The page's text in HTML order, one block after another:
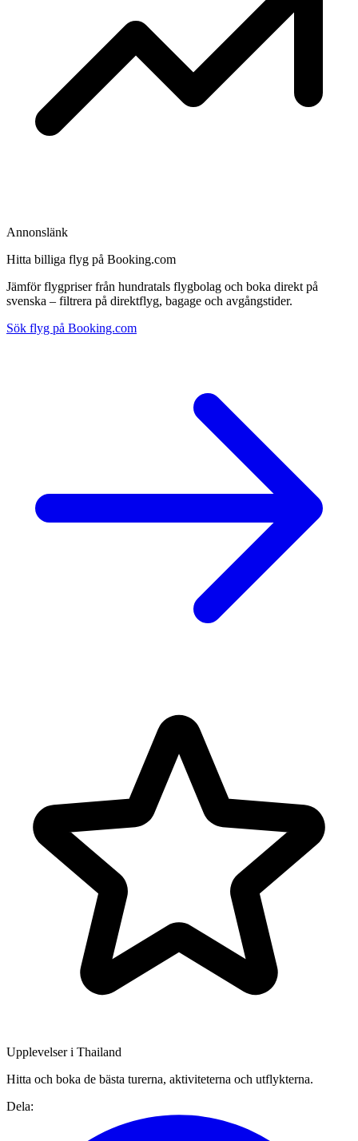
Annonslänk
Hitta billiga flyg på Booking.com
Jämför flygpriser från hundratals flygbolag och boka direkt på
svenska – filtrera på direktflyg, bagage och avgångstider.
Sök flyg på Booking.com
Upplevelser i Thailand
Hitta och boka de bästa turerna, aktiviteterna och utflykterna.
Dela: